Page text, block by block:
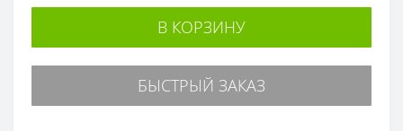
В КОРЗИНУ
БЫСТРЫЙ ЗАКАЗ